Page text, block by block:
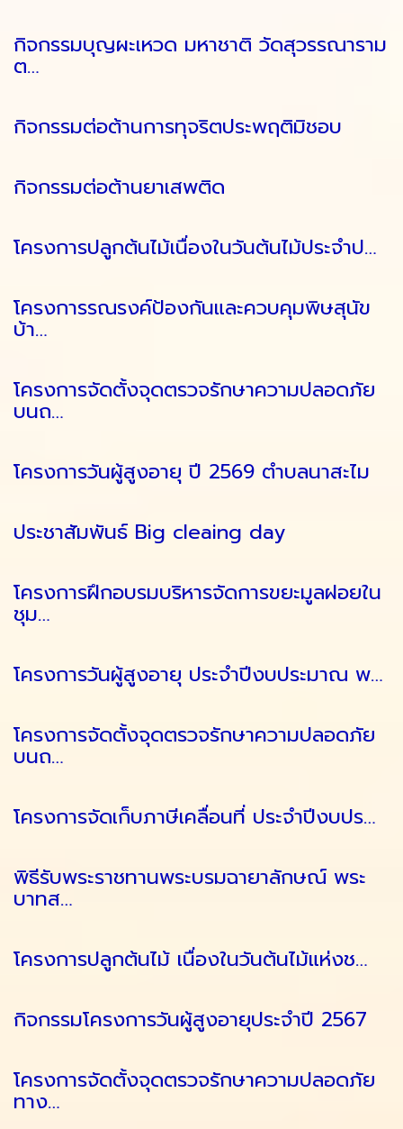
กิจกรรมบุญผะเหวด มหาชาติ วัดสุวรรณาราม
ต…
กิจกรรมต่อต้านการทุจริตประพฤติมิชอบ
กิจกรรมต่อต้านยาเสพติด
โครงการปลูกต้นไม้เนื่องในวันต้นไม้ประจำป…
โครงการรณรงค์ป้องกันและควบคุมพิษสุนัข
บ้า…
โครงการจัดตั้งจุดตรวจรักษาความปลอดภัย
บนถ…
โครงการวันผู้สูงอายุ ปี 2569 ตำบลนาสะไม
ประชาสัมพันธ์ Big cleaing day
โครงการฝึกอบรมบริหารจัดการขยะมูลฝอยใน
ชุม…
โครงการวันผู้สูงอายุ ประจำปีงบประมาณ พ…
โครงการจัดตั้งจุดตรวจรักษาความปลอดภัย
บนถ…
โครงการจัดเก็บภาษีเคลื่อนที่ ประจำปีงบปร…
พิธีรับพระราชทานพระบรมฉายาลักษณ์ พระ
บาทส…
โครงการปลูกต้นไม้ เนื่องในวันต้นไม้แห่งช…
กิจกรรมโครงการวันผู้สูงอายุประจำปี 2567
โครงการจัดตั้งจุดตรวจรักษาความปลอดภัย
ทาง…